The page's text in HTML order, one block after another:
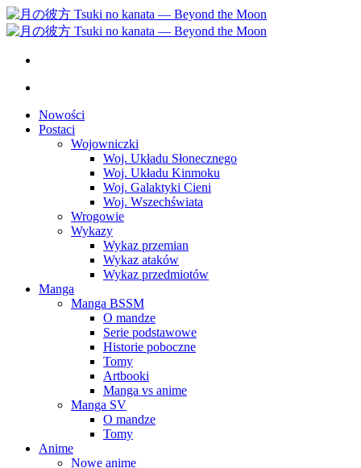
Nowości
Postaci
Wojowniczki
Woj. Układu Słonecznego
Woj. Układu Kinmoku
Woj. Galaktyki Cieni
Woj. Wszechświata
Wrogowie
Wykazy
Wykaz przemian
Wykaz ataków
Wykaz przedmiotów
Manga
Manga BSSM
O mandze
Serie podstawowe
Historie poboczne
Tomy
Artbooki
Manga vs anime
Manga SV
O mandze
Tomy
Anime
Nowe anime